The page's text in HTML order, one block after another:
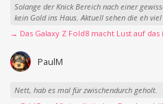
Solange der Knick Bereich nach einer
kein Gold ins Haus. Aktuell sehen die eh viel
→ Das Galaxy Z Fold8 macht Lust auf
PaulM
Nett, hab es mal für zwischendurch geholt.